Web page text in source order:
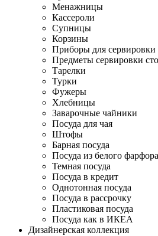
Менажницы
Кассероли
Супницы
Корзины
Приборы для сервировки
Предметы сервировки
Тарелки
Турки
Фужеры
Хлебницы
Заварочные чайники
Посуда для чая
Штофы
Барная посуда
Посуда из белого фарфора
Темная посуда
Посуда в кредит
Однотонная посуда
Посуда в рассрочку
Пластиковая посуда
Посуда как в ИКЕА
Дизайнерская коллекция